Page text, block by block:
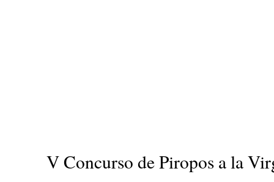
V Concurso de Piropos a la